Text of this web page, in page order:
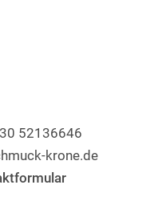
52136646
krone.de